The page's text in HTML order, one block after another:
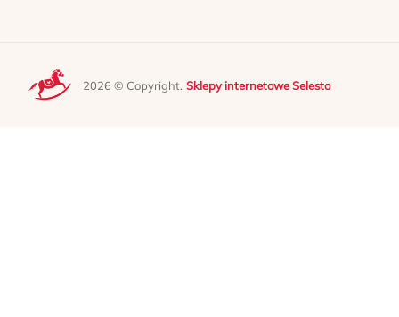
2026 © Copyright. Sklepy internetowe Selesto